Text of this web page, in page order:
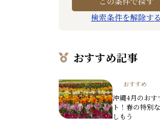
検索条件を解除する
おすすめ記事
おすすめ
沖縄4月のおす
ト！春の特別
しもう